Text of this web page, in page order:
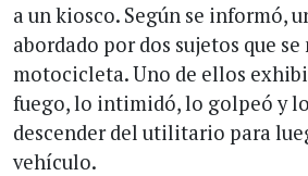
a un kiosco. Según se informó,
abordado por dos sujetos que
motocicleta. Uno de ellos
fuego, lo intimidó, lo golpeó y
descender del utilitario para
vehículo.